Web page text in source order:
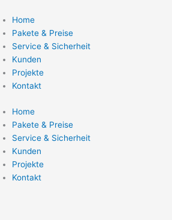
Inhalt
springen
Home
Pakete & Preise
Service & Sicherheit
Kunden
Projekte
Kontakt
Home
Pakete & Preise
Service & Sicherheit
Kunden
Projekte
Kontakt